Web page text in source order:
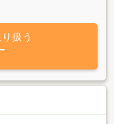
などのキャンパスも
なく愛する経験豊富
よりお待ちしており
でお気軽にどうぞ。
扱う